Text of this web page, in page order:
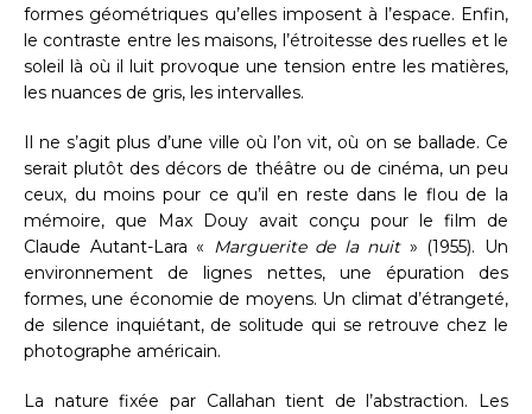
formes géométriques qu’elles imposent à l’espace. Enfin,
le contraste entre les maisons, l’étroitesse des ruelles et le
soleil là où il luit provoque une tension entre les matières,
les nuances de gris, les intervalles.
Il ne s’agit plus d’une ville où l’on vit, où on se ballade. Ce
serait plutôt des décors de théâtre ou de cinéma, un peu
ceux, du moins pour ce qu’il en reste dans le flou de la
mémoire, que Max Douy avait conçu pour le film de
Claude Autant-Lara « Marguerite de la nuit» (1955). Un
environnement de lignes nettes, une épuration des
formes, une économie de moyens. Un climat d’étrangeté,
de silence inquiétant, de solitude qui se retrouve chez le
photographe américain.
La nature fixée par Callahan tient de l’abstraction. Les